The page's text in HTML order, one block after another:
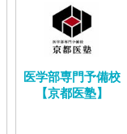
医学部専門予備校
【京都医塾】